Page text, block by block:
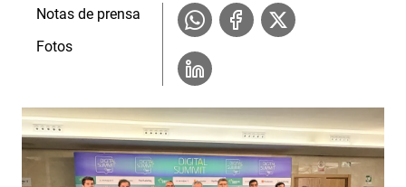
Notas de prensa
Fotos